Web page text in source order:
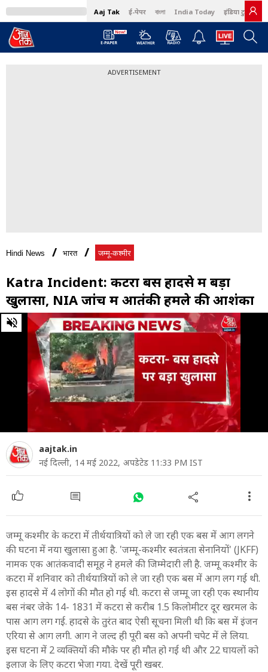
Aaj Tak ई-पेपर বাংলা India Today इंडिया टुडे हिंदी
ADVERTISEMENT
Hindi News भारत जम्मू-कश्मीर
Katra Incident: कटरा बस हादसे में बड़ा
खुलासा, NIA जांच में आतंकी हमले की आशंका
0
of
aajtak.in
नई दिल्ली, 14 मई 2022, अपडेटेड 11:33 PM IST
जम्मू कश्मीर के कटरा में तीर्थयात्रियों को ले जा रही एक बस में आग लगने
की घटना में नया खुलासा हुआ है. 'जम्मू-कश्मीर स्वतंत्रता सेनानियों' (JKFF)
नामक एक आतंकवादी समूह ने हमले की जिम्मेदारी ली है. जम्मू कश्मीर के
कटरा में शनिवार को तीर्थयात्रियों को ले जा रही एक बस में आग लग गई थी.
इस हादसे में 4 लोगों की मौत हो गई थी. कटरा से जम्मू जा रही एक स्थानीय
बस नंबर जेके 14- 1831 में कटरा से करीब 1.5 किलोमीटर दूर खरमल के
पास आग लग गई. हादसे के तुरंत बाद ऐसी सूचना मिली थी कि बस में इंजन
एरिया से आग लगी. आग ने जल्द ही पूरी बस को अपनी चपेट में ले लिया.
इस घटना में 2 व्यक्तियों की मौके पर ही मौत हो गई थी और 22 घायलों को
इलाज के लिए कटरा भेजा गया. देखें पूरी खबर.